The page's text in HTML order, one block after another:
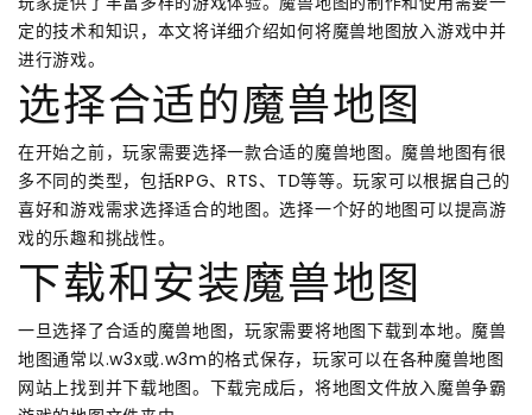
定的技术和知识，本文将详细介绍如何将魔兽地图放入游戏中并
进行游戏。
选择合适的魔兽地图
在开始之前，玩家需要选择一款合适的魔兽地图。魔兽地图有很
多不同的类型，包括RPG、RTS、TD等等。玩家可以根据自己的
喜好和游戏需求选择适合的地图。选择一个好的地图可以提高游
戏的乐趣和挑战性。
下载和安装魔兽地图
一旦选择了合适的魔兽地图，玩家需要将地图下载到本地。魔兽
地图通常以.w3x或.w3m的格式保存，玩家可以在各种魔兽地图
网站上找到并下载地图。下载完成后，将地图文件放入魔兽争霸